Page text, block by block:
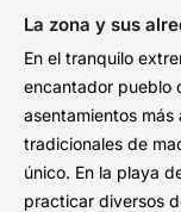
La zona y sus
En el tranquilo
encantador pueblo
asentamientos más
tradicionales de
único. En la playa
practicar diversos